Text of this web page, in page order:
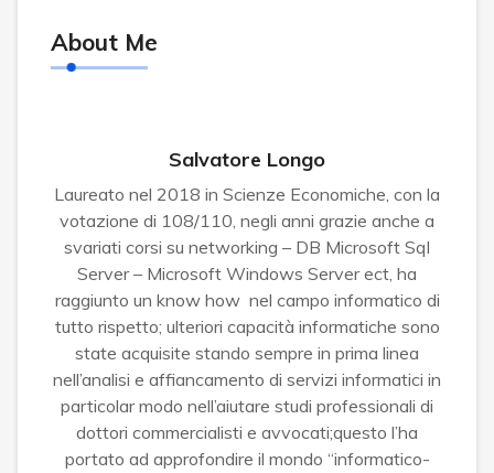
About Me
Salvatore Longo
Laureato nel 2018 in Scienze Economiche, con la
votazione di 108/110, negli anni grazie anche a
svariati corsi su networking – DB Microsoft Sql
Server – Microsoft Windows Server ect, ha
raggiunto un know how nel campo informatico di
tutto rispetto; ulteriori capacità informatiche sono
state acquisite stando sempre in prima linea
nell’analisi e affiancamento di servizi informatici in
particolar modo nell’aiutare studi professionali di
dottori commercialisti e avvocati;questo l’ha
portato ad approfondire il mondo “informatico-